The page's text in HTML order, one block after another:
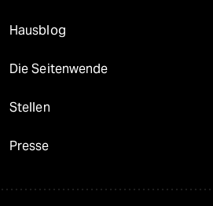
Hausblog
Die Seitenwende
Stellen
Presse